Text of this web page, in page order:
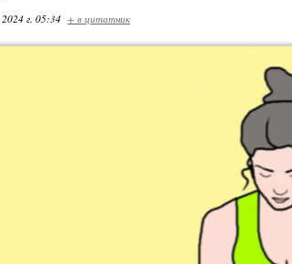
г. 05:34 + в цитатник